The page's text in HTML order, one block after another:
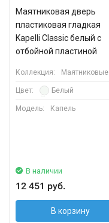
Маятниковая дверь
пластиковая гладкая
Kapelli Classic белый с
отбойной пластиной
Коллекция: Маятниковые
Цвет: Белый
Модель: Капель
В наличии
12 451 руб.
В корзину